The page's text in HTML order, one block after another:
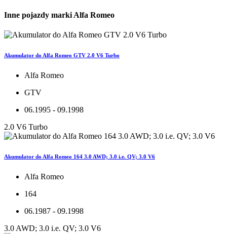
Inne pojazdy marki Alfa Romeo
Akumulator do Alfa Romeo GTV 2.0 V6 Turbo
Alfa Romeo
GTV
06.1995 - 09.1998
2.0 V6 Turbo
Akumulator do Alfa Romeo 164 3.0 AWD; 3.0 i.e. QV; 3.0 V6
Alfa Romeo
164
06.1987 - 09.1998
3.0 AWD; 3.0 i.e. QV; 3.0 V6